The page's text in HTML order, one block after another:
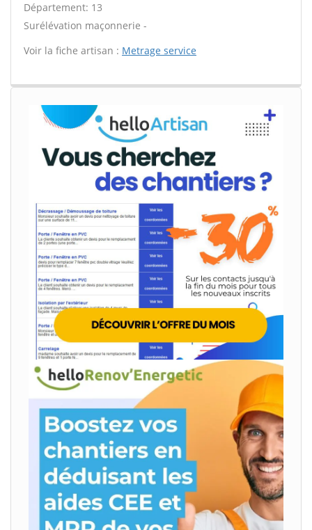
Département: 13
Surélévation maçonnerie -
Voir la fiche artisan : Metrage service